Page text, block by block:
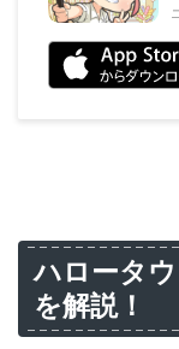
ハロータ
を解説！